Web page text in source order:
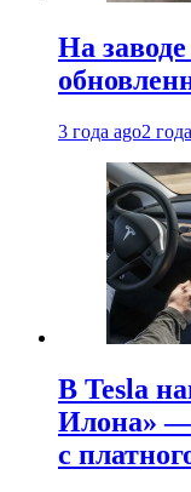
На
3 года ago2
В Tesla
Илона» —
с